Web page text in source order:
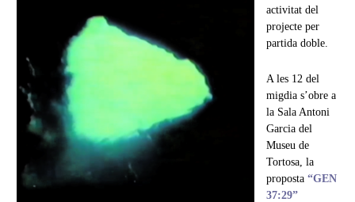
activitat del
projecte per
partida doble.
A les 12 del
migdia s’obre a
la Sala Antoni
Garcia del
Museu de
Tortosa, la
proposta “GEN
37:29”